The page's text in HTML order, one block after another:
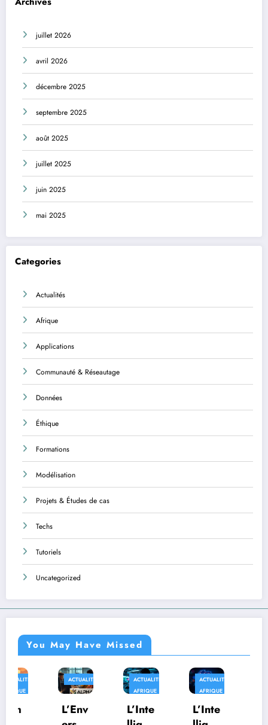
juillet 2026
avril 2026
décembre 2025
septembre 2025
août 2025
juillet 2025
juin 2025
mai 2025
Categories
Actualités
Afrique
Applications
Communauté & Réseautage
Données
Éthique
Formations
Modélisation
Projets & Études de cas
Techs
Tutoriels
Uncategorized
You May Have Missed
ACTUALITÉS
ACTUALITÉS
L’Inte
L’Inte
Au-